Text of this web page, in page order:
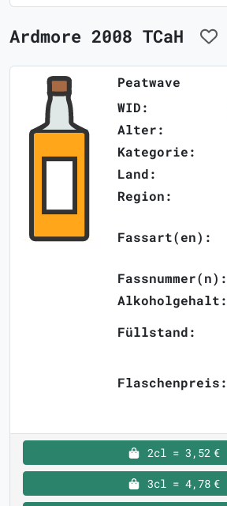
Ardmore 2008 TCaH
Peatwave
WID:
Alter:
Kategorie:
Land:
Region:
Fassart(en):
Fassnummer(n):
Alkoholgehalt:
Füllstand:
Flaschenpreis:
2cl = 3,52 €
3cl = 4,78 €